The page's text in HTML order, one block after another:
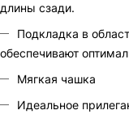
длины сзади.
Подкладка в
обеспечивают
Мягкая чашка
Идеальное